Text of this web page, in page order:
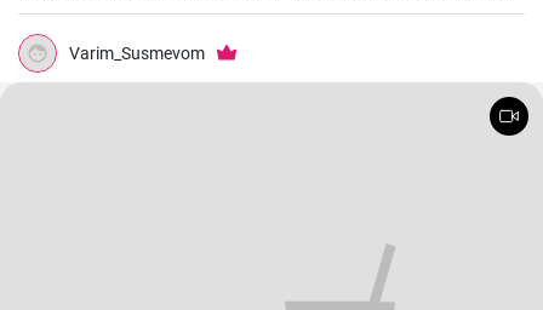
Varim_Susmevom